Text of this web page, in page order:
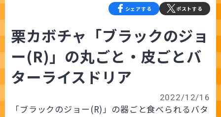
シェアする ポストする
栗カボチャ「ブラックのジョ
ー(R)」の丸ごと・皮ごとバ
ターライスドリア
2022/12/16
「ブラックのジョー(R)」の器ごと食べられるバタ